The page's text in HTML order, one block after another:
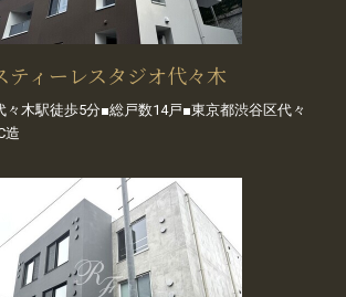
ティーレスタジオ代々木
々木駅徒歩5分■総戸数14戸■東京都渋谷区代々
造